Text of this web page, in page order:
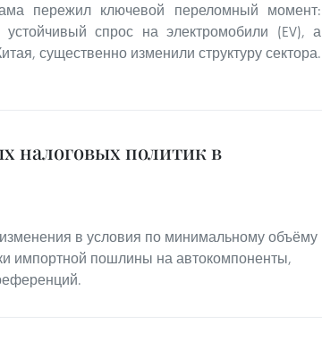
пережил ключевой переломный момент:
устойчивый спрос на электромобили (EV), а
существенно изменили структуру сектора.
налоговых политик в
в условия по минимальному объёму
импортной пошлины на автокомпоненты,